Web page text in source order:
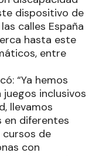
dispositivo de
calles España
hasta este
entre
“Ya hemos
inclusivos
llevamos
en diferentes
cursos de
con